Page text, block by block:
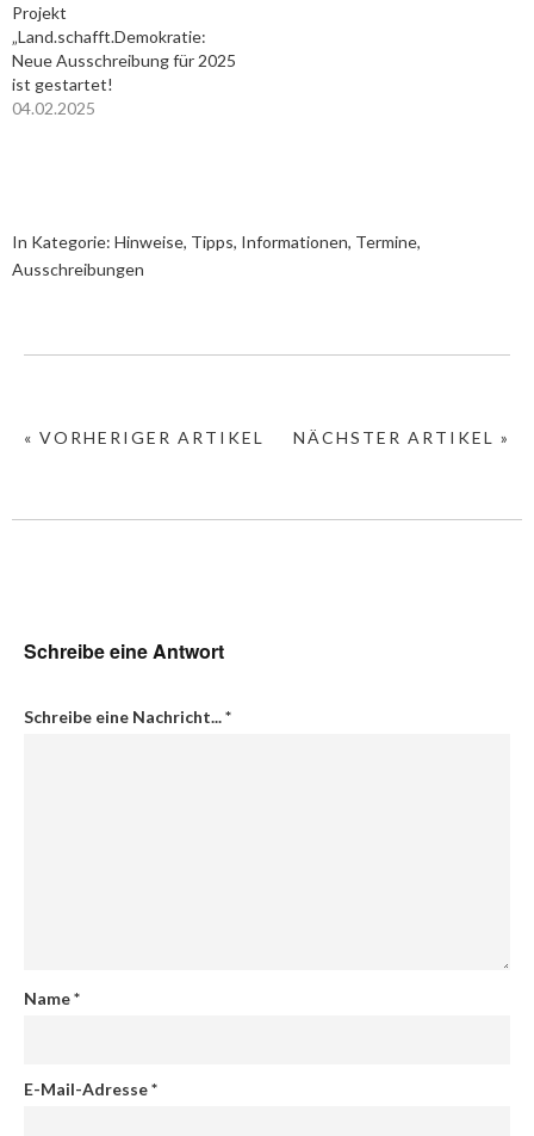
Projekt
„Land.schafft.Demokratie:
Neue Ausschreibung für 2025
ist gestartet!
04.02.2025
In Kategorie: Hinweise, Tipps, Informationen, Termine,
Ausschreibungen
NÄCHSTER ARTIKEL »
« VORHERIGER ARTIKEL
Schreibe eine Antwort
Schreibe eine Nachricht...*
Name*
E-Mail-Adresse*